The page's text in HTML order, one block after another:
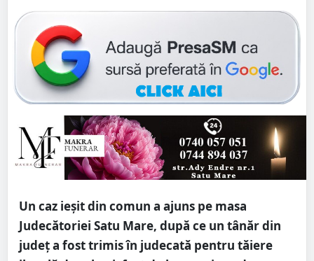
Un caz ieșit din comun a ajuns pe masa
Judecătoriei Satu Mare, după ce un tânăr din
județ a fost trimis în judecată pentru tăiere